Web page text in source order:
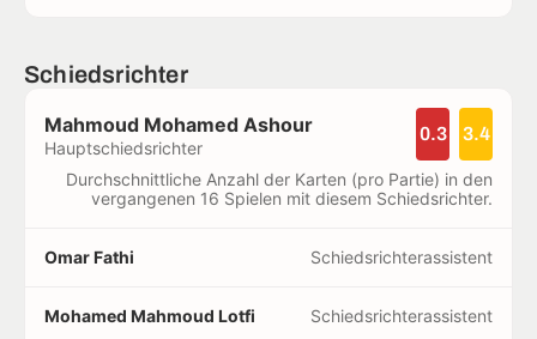
Schiedsrichter
Mahmoud Mohamed Ashour
Hauptschiedsrichter
0.3 3.4
Durchschnittliche Anzahl der Karten (pro Partie) in den
vergangenen 16 Spielen mit diesem Schiedsrichter.
Omar Fathi Schiedsrichterassistent
Mohamed Mahmoud Lotfi Schiedsrichterassistent